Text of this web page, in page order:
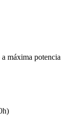
máxima potencia